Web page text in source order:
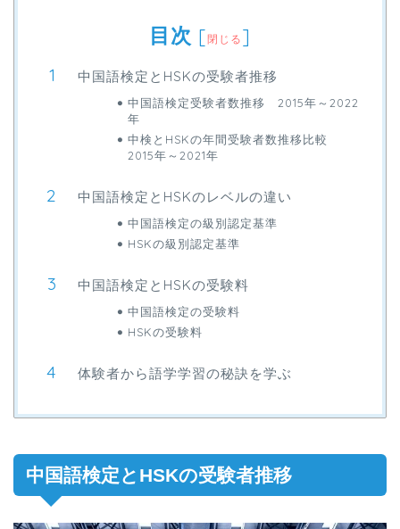
目次 [ 閉じる ]
中国語検定とHSKの受験者推移
中国語検定受験者数推移 2015年～2022
年
中検とHSKの年間受験者数推移比較
2015年～2021年
中国語検定とHSKのレベルの違い
中国語検定の級別認定基準
HSKの級別認定基準
中国語検定とHSKの受験料
中国語検定の受験料
HSKの受験料
体験者から語学学習の秘訣を学ぶ
中国語検定とHSKの受験者推移